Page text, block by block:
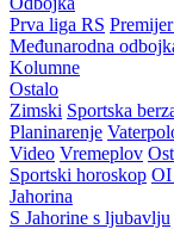
Prva liga RS
Međunarodna
Kolumne
Ostalo
Zimski Sportska
Planinarenje
Video Vremeplov
Sportski horoskop OI
Jahorina
S Jahorine s ljubavlju